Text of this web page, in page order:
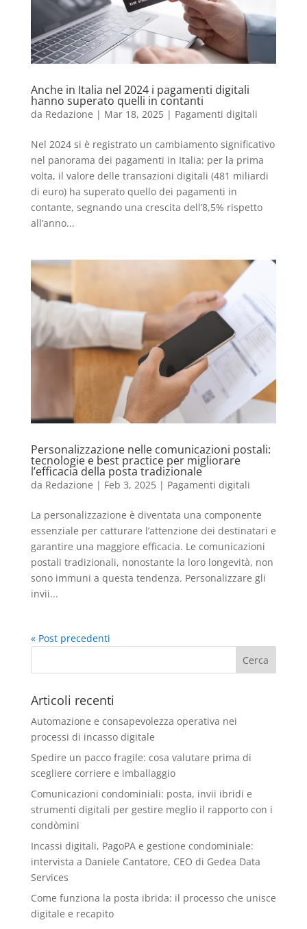
Anche in Italia nel 2024 i pagamenti digitali
hanno superato quelli in contanti
da Redazione | Mar 18, 2025| Pagamenti digitali
Nel 2024 si è registrato un cambiamento significativo
nel panorama dei pagamenti in Italia: per la prima
volta, il valore delle transazioni digitali (481 miliardi
di euro) ha superato quello dei pagamenti in
contante, segnando una crescita dell’8,5% rispetto
all’anno...
Personalizzazione nelle comunicazioni postali:
tecnologie e best practice per migliorare
l’efficacia della posta tradizionale
da Redazione | Feb 3, 2025| Pagamenti digitali
La personalizzazione è diventata una componente
essenziale per catturare l’attenzione dei destinatari e
garantire una maggiore efficacia. Le comunicazioni
postali tradizionali, nonostante la loro longevità, non
sono immuni a questa tendenza. Personalizzare gli
invii...
« Post precedenti
Articoli recenti
Automazione e consapevolezza operativa nei
processi di incasso digitale
Spedire un pacco fragile: cosa valutare prima di
scegliere corriere e imballaggio
Comunicazioni condominiali: posta, invii ibridi e
strumenti digitali per gestire meglio il rapporto con i
condòmini
Incassi digitali, PagoPA e gestione condominiale:
intervista a Daniele Cantatore, CEO di Gedea Data
Services
Come funziona la posta ibrida: il processo che unisce
digitale e recapito